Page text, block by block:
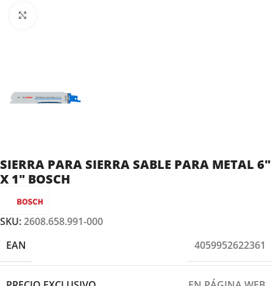
SIERRA PARA SIERRA SABLE PARA METAL 6″
X 1″ BOSCH
SKU:2608.658.991-000
EAN
4059952622361